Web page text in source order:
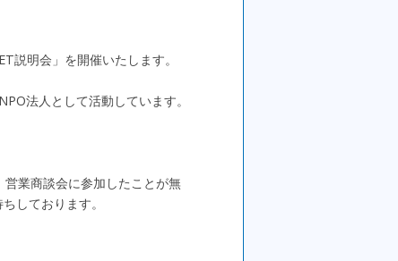
説明会」を開催いたします。
法人として活動しています。
業商談会に参加したことが無
しております。